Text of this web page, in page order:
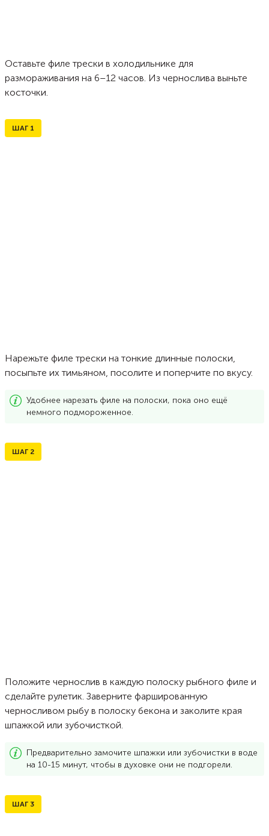
Оставьте филе трески в холодильнике для
размораживания на 6–12 часов. Из чернослива выньте
косточки.
ШАГ 1
Нарежьте филе трески на тонкие длинные полоски,
посыпьте их тимьяном, посолите и поперчите по вкусу.
Удобнее нарезать филе на полоски, пока оно ещё
немного подмороженное.
ШАГ 2
Положите чернослив в каждую полоску рыбного филе и
сделайте рулетик. Заверните фаршированную
черносливом рыбу в полоску бекона и заколите края
шпажкой или зубочисткой.
Предварительно замочите шпажки или зубочистки в воде
на 10-15 минут, чтобы в духовке они не подгорели.
ШАГ 3